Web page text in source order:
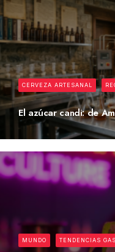
CERVEZA ARTESANAL
El azúcar candi: de
MUNDO TENDENCIAS